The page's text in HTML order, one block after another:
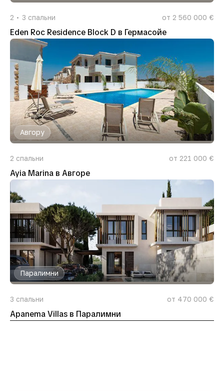
2 3 спальни от 2 560 000 €
Eden Roc Residence Block D в Гермасойе
Авгору
2 спальни от 221 000 €
Ayia Marina в Авгоре
Паралимни
3 спальни от 470 000 €
Apanema Villas в Паралимни